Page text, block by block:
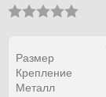
Размер
Крепление
Металл